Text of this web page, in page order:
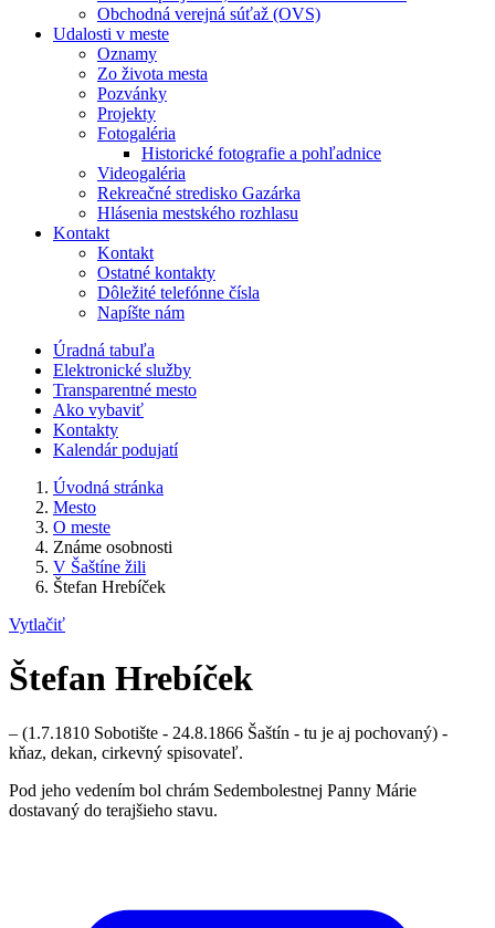
Obchodná verejná súťaž (OVS)
Udalosti v meste
Oznamy
Zo života mesta
Pozvánky
Projekty
Fotogaléria
Historické fotografie a pohľadnice
Videogaléria
Rekreačné stredisko Gazárka
Hlásenia mestského rozhlasu
Kontakt
Kontakt
Ostatné kontakty
Dôležité telefónne čísla
Napíšte nám
Úradná tabuľa
Elektronické služby
Transparentné mesto
Ako vybaviť
Kontakty
Kalendár podujatí
Úvodná stránka
Mesto
O meste
Známe osobnosti
V Šaštíne žili
Štefan Hrebíček
Vytlačiť
Štefan Hrebíček
– (1.7.1810 Sobotište - 24.8.1866 Šaštín - tu je aj pochovaný) -
kňaz, dekan, cirkevný spisovateľ.
Pod jeho vedením bol chrám Sedembolestnej Panny Márie
dostavaný do terajšieho stavu.